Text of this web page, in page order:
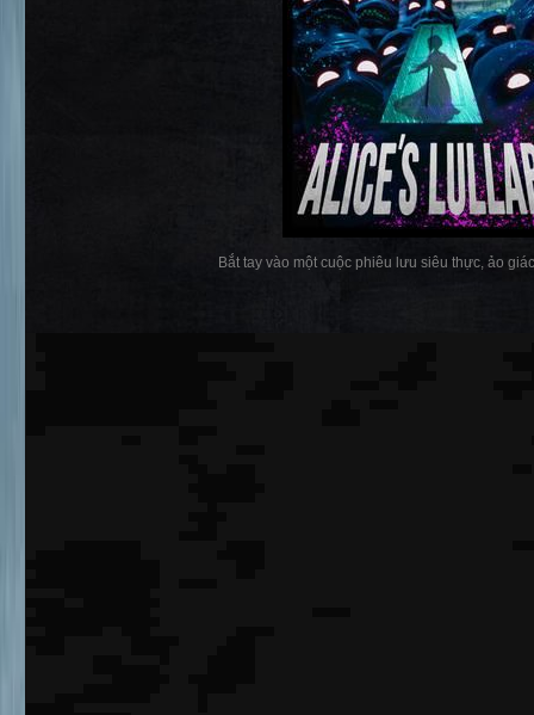
Bắt tay vào một cuộc phiêu lưu siêu thực, ảo